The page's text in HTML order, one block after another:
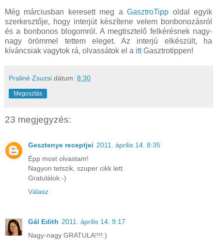
Még márciusban keresett meg aGasztroTipp oldal egyik
szerkesztője, hogy interjút készítene velem bonbonozásról
és a bonbonos blogomról. A megtisztelő felkérésnek nagy-
nagy örömmel tettem eleget. Az interjú elkészült, ha
kíváncsiak vagytok rá, olvassátok el a ittGasztrotippen!
Praliné Zsuzsi dátum: 8:30
Megosztás
23 megjegyzés:
Gesztenye receptjei 2011. április 14. 8:35
Épp most olvastam!
Nagyon tetszik, szuper cikk lett.
Gratulálok:-)
Válasz
Gál Edith 2011. április 14. 9:17
Nagy-nagy GRATULA!!!!:)